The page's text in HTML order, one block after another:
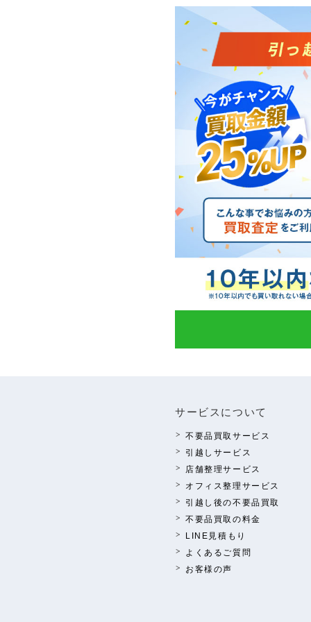
サービスについて
不要品買取サービス
引越しサービス
店舗整理サービス
オフィス整理サービス
引越し後の不要品買取
不要品買取の料⾦
LINE⾒積もり
よくあるご質問
お客様の声